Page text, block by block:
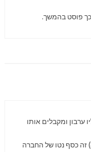
כך פוסט בהמשך.
ומקבלים אותו
זה כסף נטו של החברה